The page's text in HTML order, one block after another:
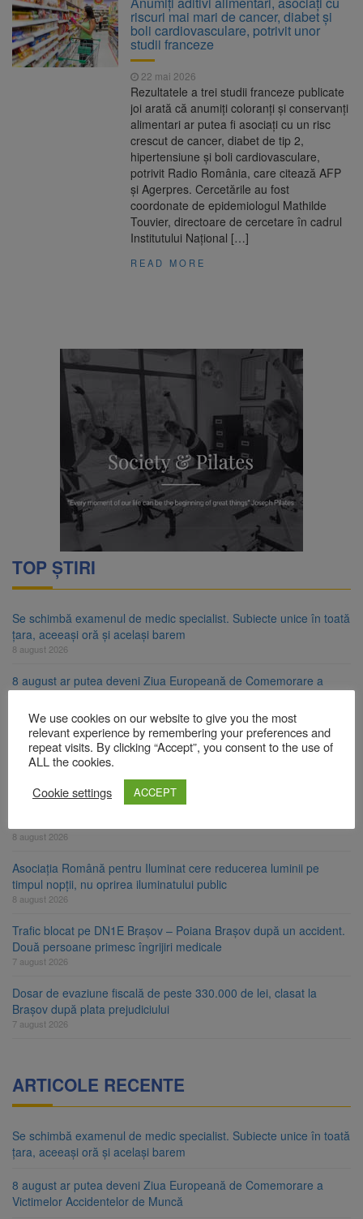
Nivelul Dunării a început să crească
8 august 2026
Asociația Română pentru
Iluminat cere reducerea luminii pe timpul
nopții, nu oprirea iluminatului public
7 august 2026
Trafic blocat pe DN1E Brașov
– Poiana Brașov după un accident. Două
persoane primesc îngrijiri medicale
Se schimbă examenul de
medic specialist. Subiecte unice în toată țara,
aceeași oră și același barem
riscuri mai mari de cancer, diabet și
boli cardiovasculare, potrivit unor
studii franceze
22 mai 2026
Rezultatele a trei studii franceze publicate
joi arată că anumiți coloranți și conservanți
alimentari ar putea fi asociați cu un risc
crescut de cancer, diabet de tip 2,
hipertensiune și boli cardiovasculare,
potrivit Radio România, care citează AFP
și Agerpres. Cercetările au fost
coordonate de epidemiologul Mathilde
Touvier, directoare de cercetare în cadrul
Institutului Național […]
READ MORE
TOP ȘTIRI
Se schimbă examenul de medic specialist. Subiecte unice în toată
țara, aceeași oră și același barem
8 august 2026
8 august ar putea deveni Ziua Europeană de Comemorare a
8 august 2026
Am început demolarea fostului complex Duplex 91, de lângă Piața
Star
Ungaria renunță la apelul pentru reducerea consumului de
8 august 2026
Asociația Română pentru Iluminat cere reducerea luminii pe
timpul nopții, nu oprirea iluminatului public
8 august 2026
Trafic blocat pe DN1E Brașov – Poiana Brașov după un accident.
Două persoane primesc îngrijiri medicale
7 august 2026
Dosar de evaziune fiscală de peste 330.000 de lei, clasat la
Brașov după plata prejudiciului
7 august 2026
ARTICOLE RECENTE
Se schimbă examenul de medic specialist. Subiecte unice în toată
țara, aceeași oră și același barem
8 august ar putea deveni Ziua Europeană de Comemorare a
Victimelor Accidentelor de Muncă
We use cookies on our website to give you the most
relevant experience by remembering your preferences and
repeat visits. By clicking “Accept”, you consent to the use of
ALL the cookies.
Cookie settings
ACCEPT